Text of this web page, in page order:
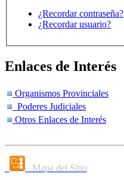
¿Recordar contraseña?
¿Recordar usuario?
Enlaces de Interés
Organismos Provinciales
Poderes Judiciales
Otros Enlaces de Interés
Mapa del Sitio